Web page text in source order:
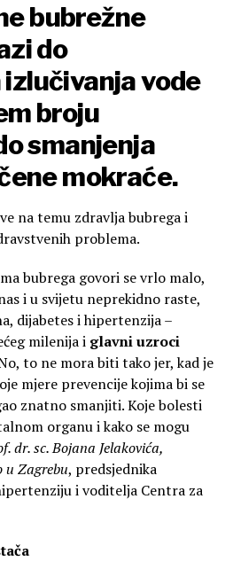
bubrežne
do
vode
broju
smanjenja
mokraće.
na temu zdravlja bubrega i
problema.
bubrega govori se vrlo malo,
i u svijetu neprekidno raste,
dijabetes i hipertenzija –
milenija i glavni uzroci
to ne mora biti tako jer, kad je
mjere prevencije kojima bi se
znatno smanjiti. Koje bolesti
organu i kako se mogu
dr. sc. Bojana Jelakovića,
u Zagrebu, predsjednika
i voditelja Centra za